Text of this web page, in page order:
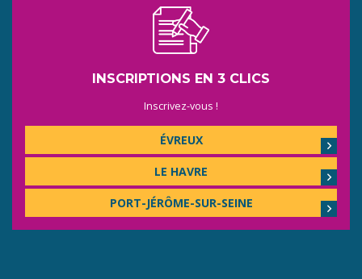
INSCRIPTIONS EN 3 CLICS
Inscrivez-vous !
ÉVREUX
LE HAVRE
PORT-JÉRÔME-SUR-SEINE